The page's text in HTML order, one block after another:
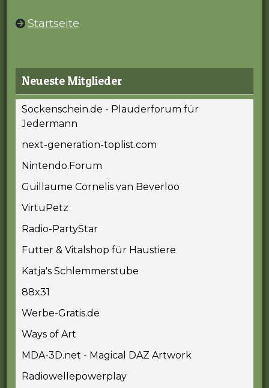
Startseite
Neueste Mitglieder
Sockenschein.de - Plauderforum für
Jedermann
next-generation-toplist.com
Nintendo.Forum
Guillaume Cornelis van Beverloo
VirtuPetz
Radio-PartyStar
Futter & Vitalshop für Haustiere
Katja's Schlemmerstube
88x31
Werbe-Gratis.de
Ways of Art
MDA-3D.net - Magical DAZ Artwork
Radiowellepowerplay